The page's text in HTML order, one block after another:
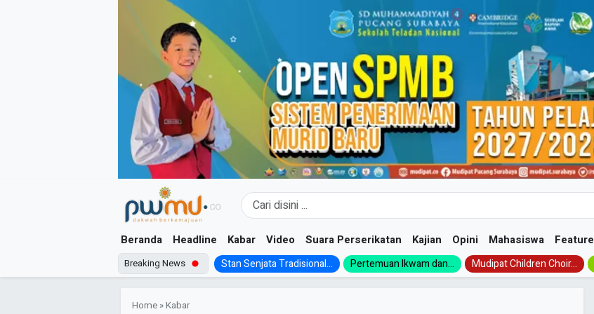
Beranda Headline Kabar Video Suara Perserikatan Kajian Opini Mahasiswa Feature
Breaking News Stan Senjata Tradisional... Pertemuan Ikwam dan... Mudipat Children Choir...
Home »Kabar